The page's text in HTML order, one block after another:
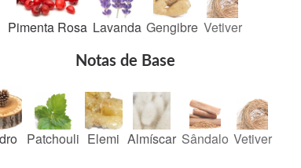
Pimenta Rosa Lavanda Gengibre Vetiver
Notas de Base
Patchouli Elemi Almíscar Sândalo Vetiver